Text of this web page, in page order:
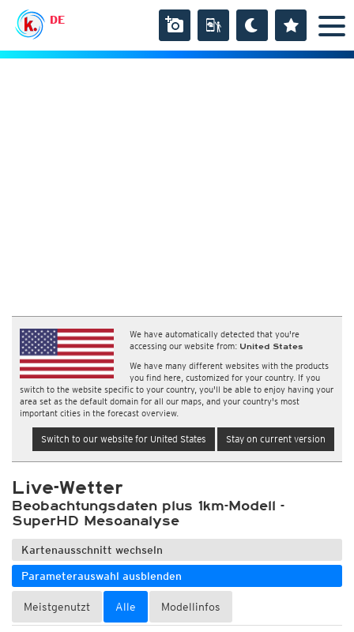
DE
We have automatically detected that you're
accessing our website from: United States
We have many different websites with the products
you find here, customized for your country. If you
switch to the website specific to your country, you'll be able to enjoy having your
area set as the default domain for all our maps, and your country's most
important cities in the forecast overview.
Switch to our website for United States Stay on current version
Live-Wetter
Beobachtungsdaten plus 1km-Modell -
SuperHD Mesoanalyse
Kartenausschnitt wechseln
Parameterauswahl ausblenden
Meistgenutzt Alle Modellinfos
Wetter, Luftdruck
Temperatur und Luftfeuchtigkeit
Temperatur 2m (°C)
Temperatur 2m (Raster) (°C)
Temperatur 2m (Farbsehschwäche) (°C)